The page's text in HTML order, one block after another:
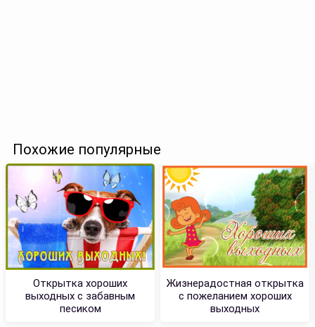
Похожие популярные
Открытка хороших
выходных с забавным
песиком
Жизнерадостная открытка
с пожеланием хороших
выходных